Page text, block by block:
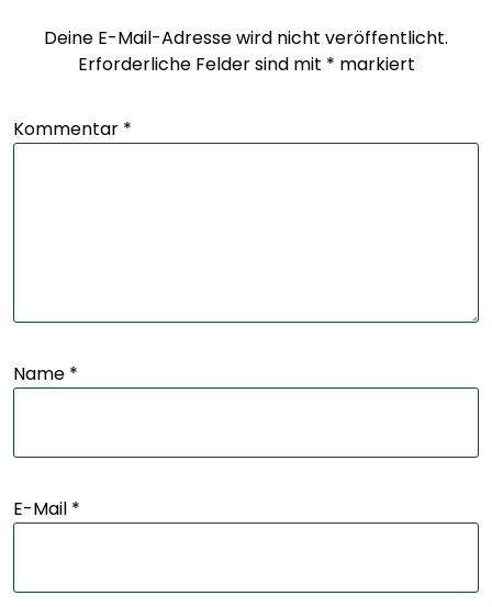
Deine E-Mail-Adresse wird nicht veröffentlicht.
Erforderliche Felder sind mit * markiert
Kommentar *
Name *
E-Mail *